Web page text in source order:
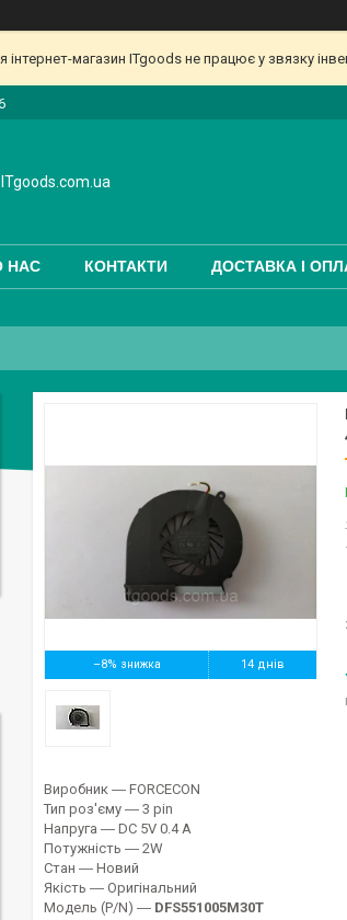
інтернет-магазин ITgoods не працює у звязку
ITgoods.com.ua
НАС КОНТАКТИ ДОСТАВКА І
–8% 14 днів
Виробник ― FORCECON
Тип роз'єму ― 3 pin
Напруга ― DC 5V 0.4 A
Потужність ― 2W
Стан ― Новий
Якість ― Оригінальний
Модель (P/N) ― DFS551005M30T